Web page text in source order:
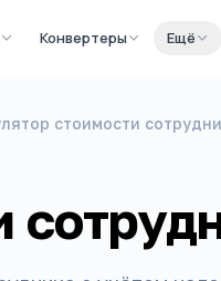
Конвертеры Ещё
стоимости